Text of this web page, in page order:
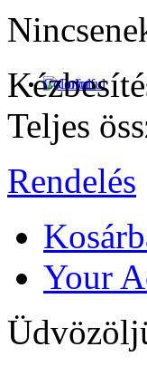
Colorful
Teljes
Rendelés
Your